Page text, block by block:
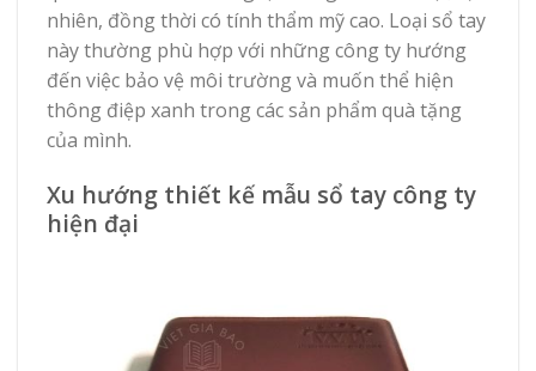
nhiên, đồng thời có tính thẩm mỹ cao. Loại sổ tay
này thường phù hợp với những công ty hướng
đến việc bảo vệ môi trường và muốn thể hiện
thông điệp xanh trong các sản phẩm quà tặng
của mình.
Xu hướng thiết kế mẫu sổ tay công ty
hiện đại